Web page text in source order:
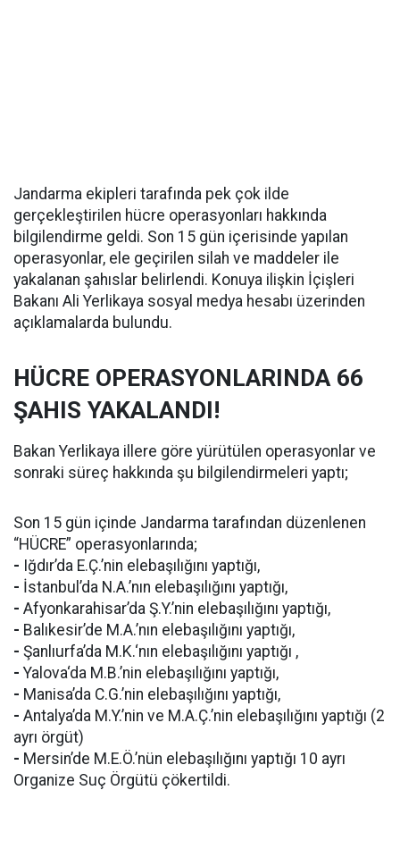
Jandarma ekipleri tarafında pek çok ilde
gerçekleştirilen hücre operasyonları hakkında
bilgilendirme geldi. Son 15 gün içerisinde yapılan
operasyonlar, ele geçirilen silah ve maddeler ile
yakalanan şahıslar belirlendi. Konuya ilişkin İçişleri
Bakanı Ali Yerlikaya sosyal medya hesabı üzerinden
açıklamalarda bulundu.
HÜCRE OPERASYONLARINDA 66
ŞAHIS YAKALANDI!
Bakan Yerlikaya illere göre yürütülen operasyonlar ve
sonraki süreç hakkında şu bilgilendirmeleri yaptı;
Son 15 gün içinde Jandarma tarafından düzenlenen
“HÜCRE” operasyonlarında;
- Iğdır’da E.Ç.’nin elebaşılığını yaptığı,
- İstanbul’da N.A.’nın elebaşılığını yaptığı,
- Afyonkarahisar’da Ş.Y.’nin elebaşılığını yaptığı,
- Balıkesir’de M.A.’nın elebaşılığını yaptığı,
- Şanlıurfa’da M.K.‘nın elebaşılığını yaptığı ,
- Yalova‘da M.B.’nin elebaşılığını yaptığı,
- Manisa’da C.G.’nin elebaşılığını yaptığı,
- Antalya’da M.Y.’nin ve M.A.Ç.’nin elebaşılığını yaptığı (2
ayrı örgüt)
- Mersin’de M.E.Ö.’nün elebaşılığını yaptığı 10 ayrı
Organize Suç Örgütü çökertildi.